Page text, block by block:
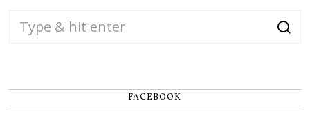
FACEBOOK